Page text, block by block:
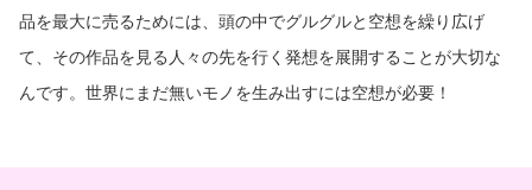
品を最大に売るためには、頭の中でグルグルと空想を繰り広げ
て、その作品を見る人々の先を行く発想を展開することが大切な
んです。世界にまだ無いモノを生み出すには空想が必要！